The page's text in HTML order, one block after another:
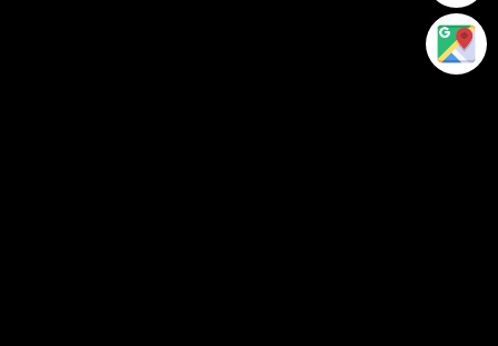
12 Đặng Phúc Thông, P. An Khê, Q. Thanh Khê, TP. Đà